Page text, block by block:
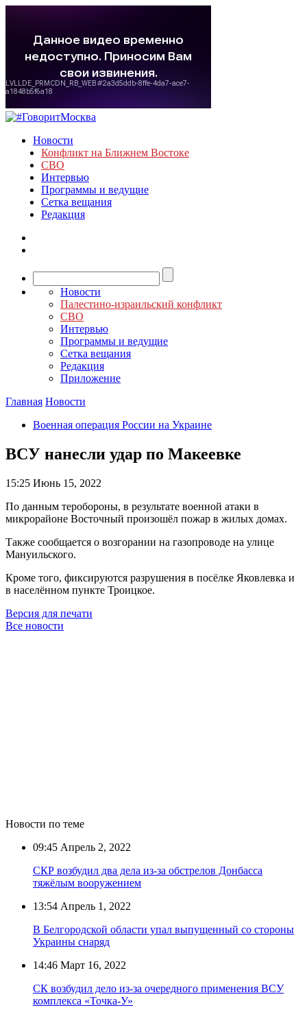
Новости
Конфликт на Ближнем Востоке
СВО
Интервью
Программы и ведущие
Сетка вещания
Редакция
Новости
Палестино-израильский конфликт
СВО
Интервью
Программы и ведущие
Сетка вещания
Редакция
Приложение
Главная Новости
Военная операция России на Украине
ВСУ нанесли удар по Макеевке
15:25 Июнь 15, 2022
По данным теробороны, в результате военной атаки в
микрорайоне Восточный произошёл пожар в жилых домах.
Также сообщается о возгорании на газопроводе на улице
Мануильского.
Кроме того, фиксируются разрушения в посёлке Яковлевка и
в населённом пункте Троицкое.
Версия для печати
Все новости
Новости по теме
09:45 Апрель 2, 2022
СКР возбудил два дела из-за обстрелов Донбасса
тяжёлым вооружением
13:54 Апрель 1, 2022
В Белгородской области упал выпущенный со стороны
Украины снаряд
14:46 Март 16, 2022
СК возбудил дело из-за очередного применения ВСУ
комплекса «Точка-У»